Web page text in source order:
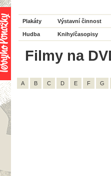
Plakáty Výstavní činnost
Hudba Knihy/časopisy
Filmy na
A B C D E F G